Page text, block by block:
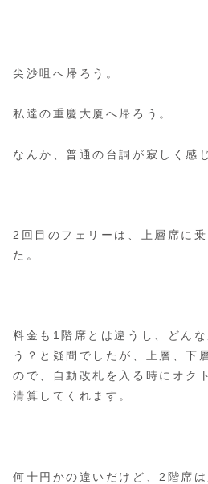
尖沙咀へ帰ろう。
私達の重慶大厦へ帰ろう。
なんか、普通の台詞が寂しく感
2回目のフェリーは、上層席に
た。
料金も1階席とは違うし、どん
う？と疑問でしたが、上層、下
ので、自動改札を入る時にオク
清算してくれます。
何十円かの違いだけど、2階席